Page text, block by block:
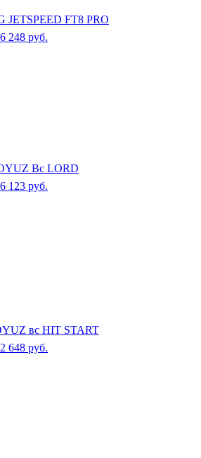
JETSPEED FT8 PRO
6 248 руб.
Bc LORD
6 123 руб.
вс HIT START
2 648 руб.